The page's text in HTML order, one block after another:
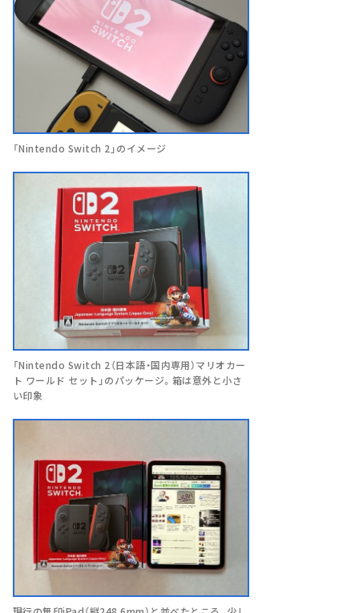
「Nintendo Switch 2」のイメージ
「Nintendo Switch 2（日本語・国内専用）マリオカー
ト ワールド セット」のパッケージ。箱は意外と小さ
い印象